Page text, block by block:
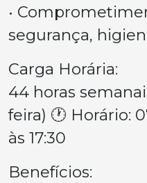
•
segurança,
Carga Horária:
44 horas
feira) 🕐 Horário:
às 17:30
Benefícios: